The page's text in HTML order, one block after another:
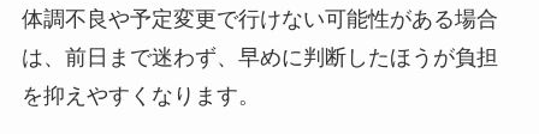
体調不良や予定変更で行けない可能性がある場合
は、前日まで迷わず、早めに判断したほうが負担
を抑えやすくなります。